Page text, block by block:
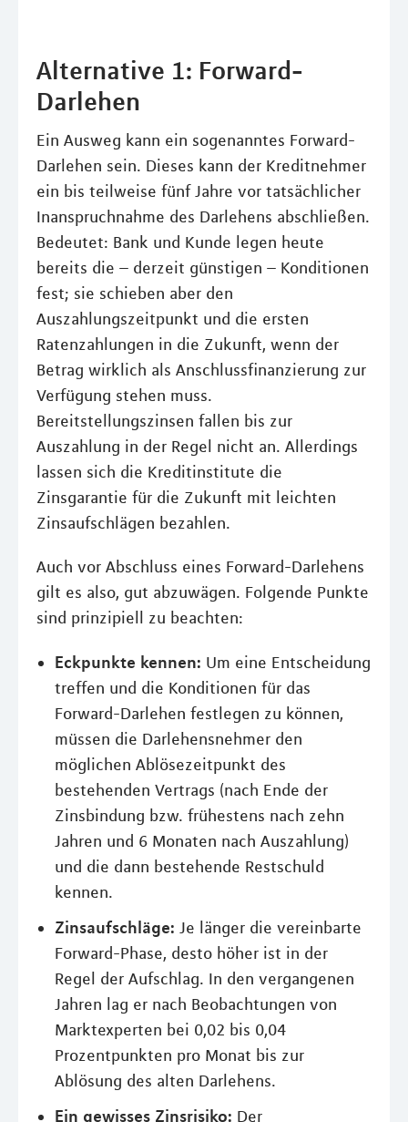
Alternative 1: Forward-
Darlehen
Ein Ausweg kann ein sogenanntes Forward-
Darlehen sein. Dieses kann der Kreditnehmer
ein bis teilweise fünf Jahre vor tatsächlicher
Inanspruchnahme des Darlehens abschließen.
Bedeutet: Bank und Kunde legen heute
bereits die – derzeit günstigen – Konditionen
fest; sie schieben aber den
Auszahlungszeitpunkt und die ersten
Ratenzahlungen in die Zukunft, wenn der
Betrag wirklich als Anschlussfinanzierung zur
Verfügung stehen muss.
Bereitstellungszinsen fallen bis zur
Auszahlung in der Regel nicht an. Allerdings
lassen sich die Kreditinstitute die
Zinsgarantie für die Zukunft mit leichten
Zinsaufschlägen bezahlen.
Auch vor Abschluss eines Forward-Darlehens
gilt es also, gut abzuwägen. Folgende Punkte
sind prinzipiell zu beachten:
Eckpunkte kennen: Um eine Entscheidung
treffen und die Konditionen für das
Forward-Darlehen festlegen zu können,
müssen die Darlehensnehmer den
möglichen Ablösezeitpunkt des
bestehenden Vertrags (nach Ende der
Zinsbindung bzw. frühestens nach zehn
Jahren und 6 Monaten nach Auszahlung)
und die dann bestehende Restschuld
kennen.
Zinsaufschläge: Je länger die vereinbarte
Forward-Phase, desto höher ist in der
Regel der Aufschlag. In den vergangenen
Jahren lag er nach Beobachtungen von
Marktexperten bei 0,02 bis 0,04
Prozentpunkten pro Monat bis zur
Ablösung des alten Darlehens.
Ein gewisses Zinsrisiko: Der